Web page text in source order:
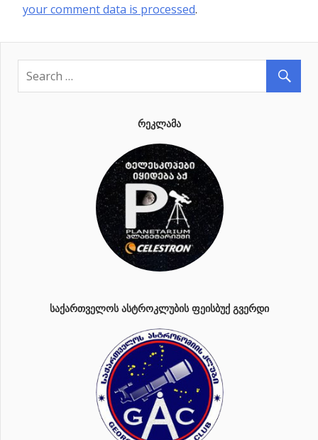
your comment data is processed.
ᲠᲔᲙᲚᲐᲛᲐ
ᲡᲐᲥᲐᲠᲗᲕᲔᲚᲝᲡ ᲐᲡᲢᲠᲝᲙᲚᲣᲑᲘᲡ ᲤᲔᲘᲡᲑᲣᲥ ᲒᲕᲔᲠᲓᲘ